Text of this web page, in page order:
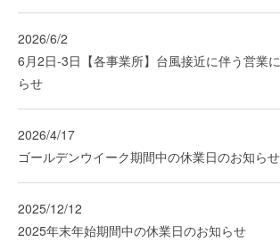
2026/6/2
6月2日-3日【各事業所】台風接近に伴う営業
らせ
2026/4/17
ゴールデンウイーク期間中の休業日のお知らせ
2025/12/12
2025年末年始期間中の休業日のお知らせ